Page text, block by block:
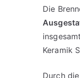
Die
Keramik
Durch